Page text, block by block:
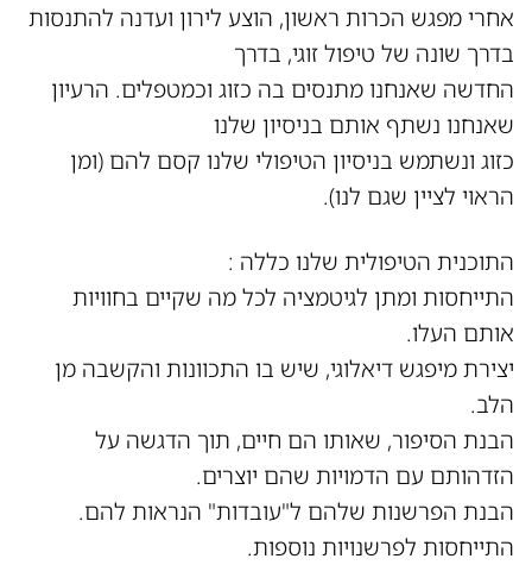
אחרי מפגש הכרות ראשון, הוצע לירון ועדנה להתנסות
בדרך שונה של טיפול זוגי, בדרך
החדשה שאנחנו מתנסים בה כזוג וכמטפלים. הרעיון
שאנחנו נשתף אותם בניסיון שלנו
כזוג ונשתמש בניסיון הטיפולי שלנו קסם להם (ומן
הראוי לציין שגם לנו).
התוכנית הטיפולית שלנו כללה :
התייחסות ומתן לגיטמציה לכל מה שקיים בחוויות
אותם העלו.
יצירת מיפגש דיאלוגי, שיש בו התכוונות והקשבה מן
הלב.
הבנת הסיפור, שאותו הם חיים, תוך הדגשה על
הזדהותם עם הדמויות שהם יוצרים.
הבנת הפרשנות שלהם ל"עובדות" הנראות להם.
התייחסות לפרשנויות נוספות.